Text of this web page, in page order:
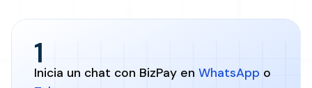
1
Inicia un chat con BizPay en WhatsApp o